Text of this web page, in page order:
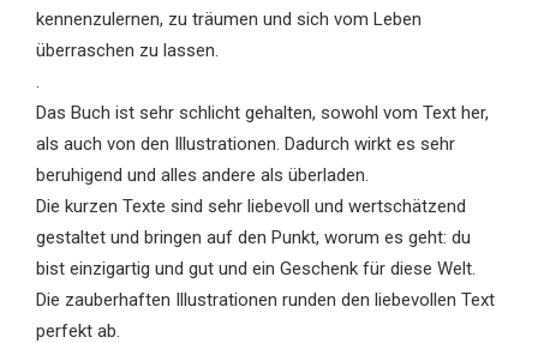
kennenzulernen, zu träumen und sich vom Leben
überraschen zu lassen.
.
Das Buch ist sehr schlicht gehalten, sowohl vom Text her,
als auch von den Illustrationen. Dadurch wirkt es sehr
beruhigend und alles andere als überladen.
Die kurzen Texte sind sehr liebevoll und wertschätzend
gestaltet und bringen auf den Punkt, worum es geht: du
bist einzigartig und gut und ein Geschenk für diese Welt.
Die zauberhaften Illustrationen runden den liebevollen Text
perfekt ab.